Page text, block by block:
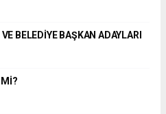
BELEDİYE BAŞKAN ADAYLARI
Mİ?